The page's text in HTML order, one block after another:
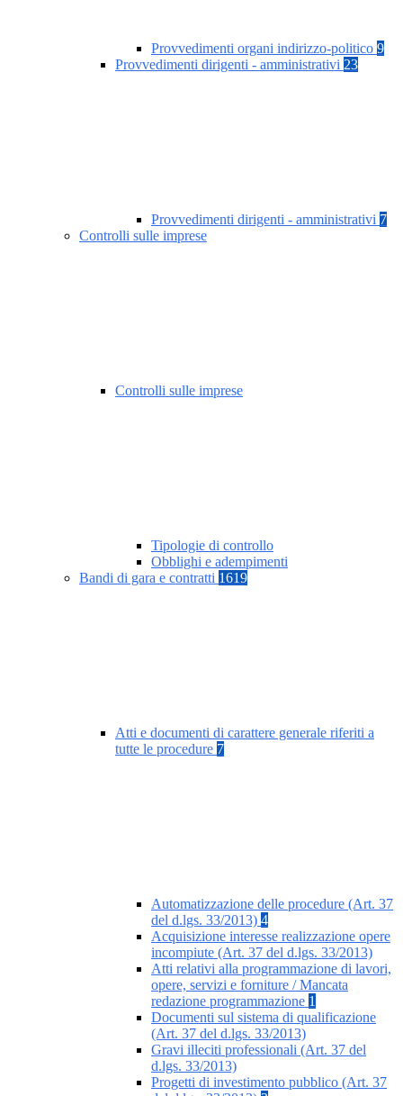
Provvedimenti organi indirizzo-politico 9
Provvedimenti dirigenti - amministrativi 23
Provvedimenti dirigenti - amministrativi 7
Controlli sulle imprese
Controlli sulle imprese
Tipologie di controllo
Obblighi e adempimenti
Bandi di gara e contratti 1619
Atti e documenti di carattere generale riferiti a
tutte le procedure 7
Automatizzazione delle procedure (Art. 37
del d.lgs. 33/2013) 4
Acquisizione interesse realizzazione opere
incompiute (Art. 37 del d.lgs. 33/2013)
Atti relativi alla programmazione di lavori,
opere, servizi e forniture / Mancata
redazione programmazione 1
Documenti sul sistema di qualificazione
(Art. 37 del d.lgs. 33/2013)
Gravi illeciti professionali (Art. 37 del
d.lgs. 33/2013)
Progetti di investimento pubblico (Art. 37